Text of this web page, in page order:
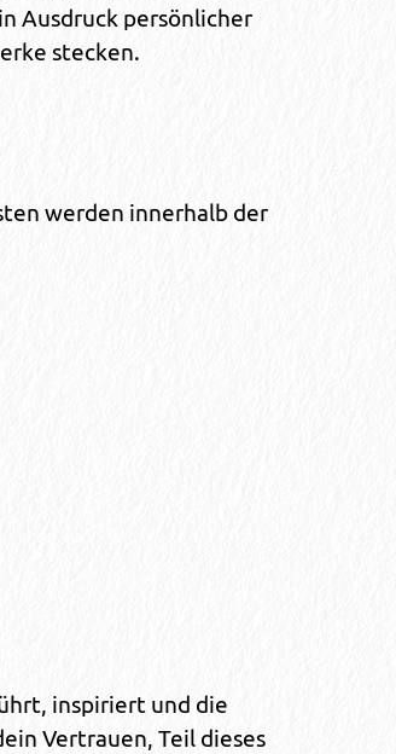
Ausdruck persönlicher
stecken.
werden innerhalb der
inspiriert und die
Vertrauen, Teil dieses